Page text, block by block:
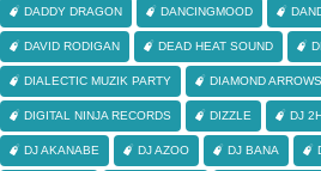
DADDY DRAGON DANCINGMOOD
DAVID RODIGAN DEAD HEAT SOUND
DIALECTIC MUZIK PARTY DIAMOND ARROWS
DIGITAL NINJA RECORDS DIZZLE DJ
DJ AKANABE DJ AZOO DJ BANA